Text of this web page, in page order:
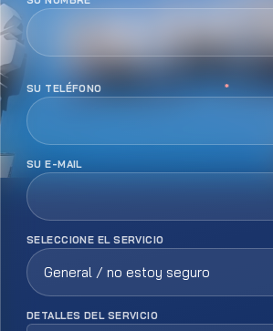
SU TELÉFONO *
SU E-MAIL
SELECCIONE EL SERVICIO
DETALLES DEL SERVICIO